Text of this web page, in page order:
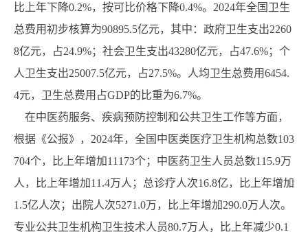
比上年下降0.2%，按可比价格下降0.4%。2024年全国卫生
总费用初步核算为90895.5亿元，其中：政府卫生支出2260
8亿元，占24.9%；社会卫生支出43280亿元，占47.6%；个
人卫生支出25007.5亿元，占27.5%。人均卫生总费用6454.
4元，卫生总费用占GDP的比重为6.7%。
在中医药服务、疾病预防控制和公共卫生工作等方面，
根据《公报》，2024年，全国中医类医疗卫生机构总数103
704个，比上年增加11173个；中医药卫生人员总数115.9万
人，比上年增加11.4万人；总诊疗人次16.8亿，比上年增加
1.5亿人次；出院人次5271.0万，比上年增加290.0万人次。
专业公共卫生机构卫生技术人员80.7万人，比上年减少0.1